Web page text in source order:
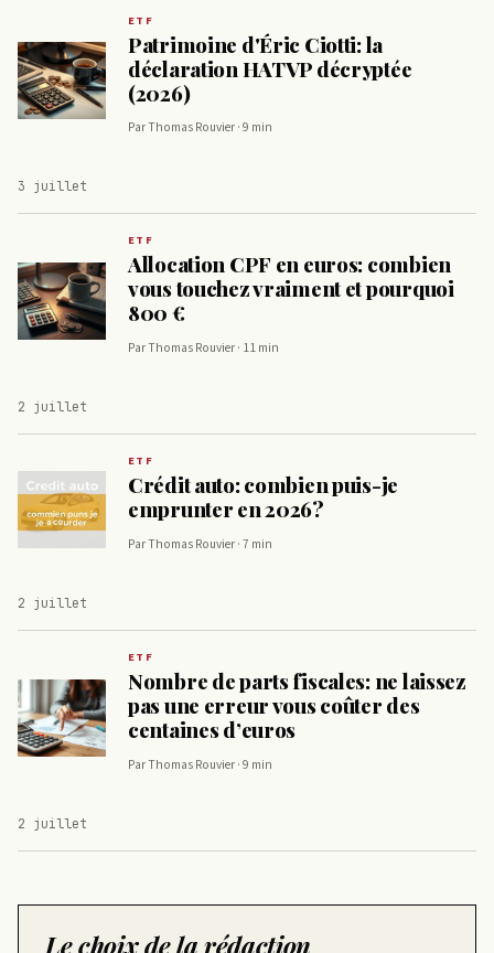
ETF
Patrimoine d'Éric Ciotti: la
déclaration HATVP décryptée
(2026)
Par Thomas Rouvier · 9 min
3 juillet
ETF
Allocation CPF en euros: combien
vous touchez vraiment et pourquoi
800 €
Par Thomas Rouvier · 11 min
2 juillet
ETF
Crédit auto: combien puis-je
emprunter en 2026?
Par Thomas Rouvier · 7 min
2 juillet
ETF
Nombre de parts fiscales: ne laissez
pas une erreur vous coûter des
centaines d’euros
Par Thomas Rouvier · 9 min
2 juillet
Le choix de la rédaction